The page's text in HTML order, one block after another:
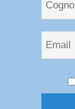
dopo